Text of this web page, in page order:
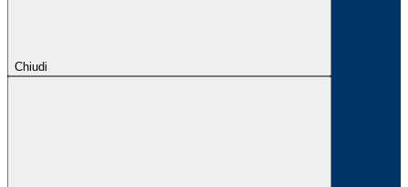
Chiudi